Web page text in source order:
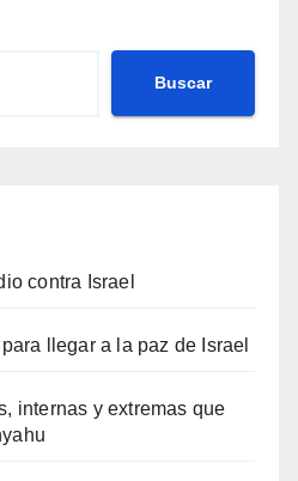
Buscar
contra Israel
llegar a la paz de Israel
internas y extremas que